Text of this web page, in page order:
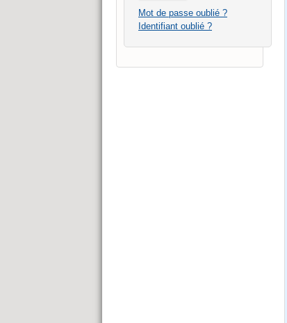
Mot de passe oublié ?
Identifiant oublié ?